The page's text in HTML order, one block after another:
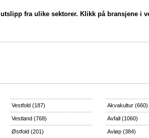
fra ulike sektorer. Klikk på bransjene i
Vestfold (187)
Vestland (768)
Østfold (201)
Akvakultur (660)
Avfall (1060)
Avløp (384)